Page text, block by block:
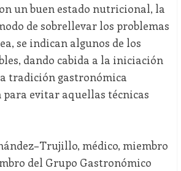
un buen estado nutricional, la
de sobrellevar los problemas
se indican algunos de los
dando cabida a la iniciación
tradición gastronómica
para evitar aquellas técnicas
médico, miembro
del Grupo Gastronómico